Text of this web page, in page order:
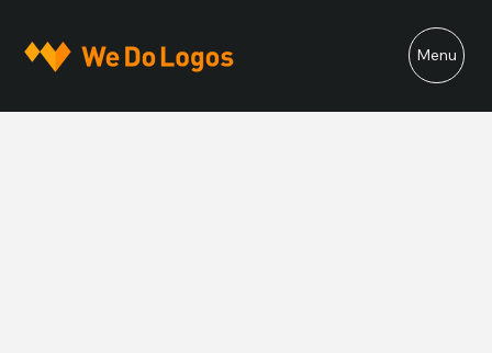
Menu